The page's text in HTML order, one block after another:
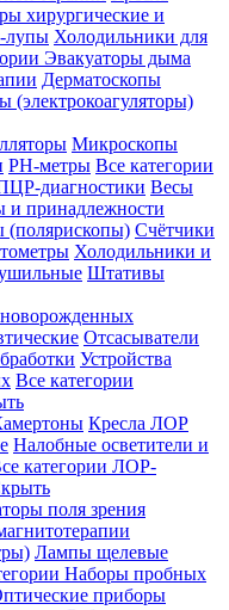
хирургические и
лупы Холодильники для
Эвакуаторы дыма
Дерматоскопы
(электрокоагуляторы)
Микроскопы
PH-метры Все категории
диагностики Весы
и принадлежности
(полярископы) Счётчики
Холодильники и
Штативы
Отсасыватели
Устройства
Все категории
Кресла ЛОР
Налобные осветители и
категории ЛОР-
поля зрения
Лампы щелевые
Наборы пробных
приборы